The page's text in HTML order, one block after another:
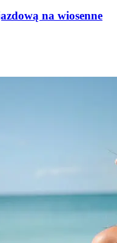
na wiosenne